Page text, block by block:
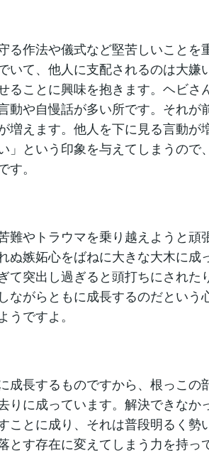
る作法や儀式など堅苦しいことを
いて、他人に支配されるのは大嫌
ることに興味を抱きます。ヘビさ
動や自慢話が多い所です。それが
増えます。他人を下に見る言動が
」という印象を与えてしまうので
す。
難やトラウマを乗り越えようと頑
ぬ嫉妬心をばねに大きな大木に成
て突出し過ぎると頭打ちにされた
ながらともに成長するのだという
うですよ。
成長するものですから、根っこの
りに成っています。解決できなか
ことに成り、それは普段明るく勢
とす存在に変えてしまう力を持っ